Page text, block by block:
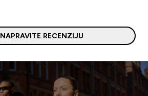
NAPRAVITE RECENZIJU